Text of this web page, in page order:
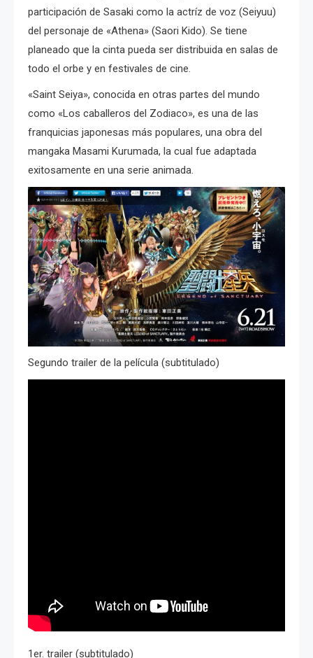
participación de Sasaki como la actríz de voz (Seiyuu)
del personaje de «Athena» (Saori Kido). Se tiene
planeado que la cinta pueda ser distribuida en salas de
todo el orbe y en festivales de cine.
«Saint Seiya», conocida en otras partes del mundo
como «Los caballeros del Zodiaco», es una de las
franquicias japonesas más populares, una obra del
mangaka Masami Kurumada, la cual fue adaptada
exitosamente en una serie animada.
Segundo trailer de la película (subtitulado)
1er. trailer (subtitulado)